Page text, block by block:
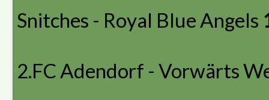
Snitches - Royal Blue Angels
2.FC Adendorf - Vorwärts